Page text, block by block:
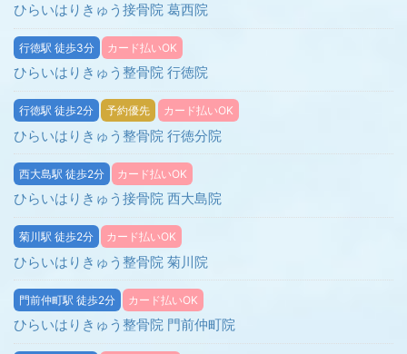
ひらいはりきゅう接骨院 葛西院
行徳駅 徒歩3分 カード払いOK
ひらいはりきゅう整骨院 行徳院
行徳駅 徒歩2分 予約優先 カード払いOK
ひらいはりきゅう整骨院 行徳分院
西大島駅 徒歩2分 カード払いOK
ひらいはりきゅう接骨院 西大島院
菊川駅 徒歩2分 カード払いOK
ひらいはりきゅう整骨院 菊川院
門前仲町駅 徒歩2分 カード払いOK
ひらいはりきゅう整骨院 門前仲町院